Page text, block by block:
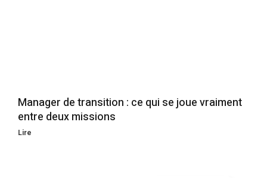
Manager de transition : ce qui se joue vraiment
entre deux missions
Lire